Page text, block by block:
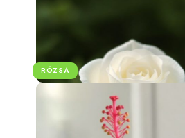
RÓZSA